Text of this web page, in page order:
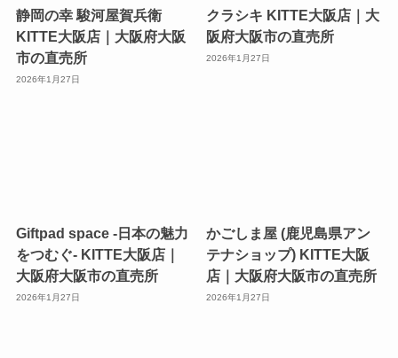
静岡の幸 駿河屋賀兵衛
KITTE大阪店｜大阪府大阪
市の直売所
2026年1月27日
クラシキ KITTE大阪店｜大
阪府大阪市の直売所
2026年1月27日
Giftpad space -日本の魅力
をつむぐ- KITTE大阪店｜
大阪府大阪市の直売所
2026年1月27日
かごしま屋 (鹿児島県アン
テナショップ) KITTE大阪
店｜大阪府大阪市の直売所
2026年1月27日